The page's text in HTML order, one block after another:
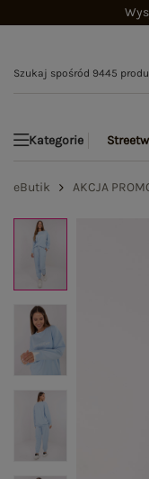
Kategorie
eButik AKCJA